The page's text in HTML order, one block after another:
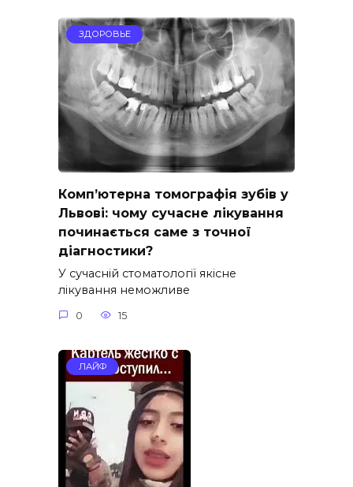
ЗДОРОВЬЕ
Комп’ютерна томографія зубів у
Львові: чому сучасне лікування
починається саме з точної
діагностики?
У сучасній стоматології якісне
лікування неможливе
0 15
ЛАЙФ